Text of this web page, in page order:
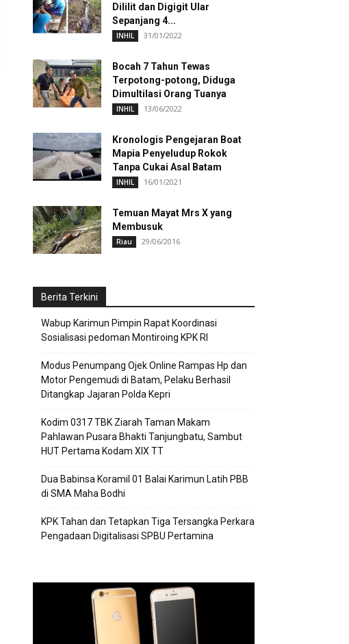
Dililit dan Digigit Ular
Sepanjang 4...
INHIL 31/01/2022
Bocah 7 Tahun Tewas
Terpotong-potong, Diduga
Dimultilasi Orang Tuanya
INHIL 13/06/2022
Kronologis Pengejaran Boat
Mapia Penyeludup Rokok
Tanpa Cukai Asal Batam
INHIL 16/01/2021
Temuan Mayat Mrs X yang
Membusuk
Riau 29/06/2016
Berita Terkini
Wabup Karimun Pimpin Rapat Koordinasi
Sosialisasi pedoman Montiroing KPK RI
Modus Penumpang Ojek Online Rampas Hp dan
Motor Pengemudi di Batam, Pelaku Berhasil
Ditangkap Jajaran Polda Kepri
Kodim 0317 TBK Ziarah Taman Makam
Pahlawan Pusara Bhakti Tanjungbatu, Sambut
HUT Pertama Kodam XIX TT
Dua Babinsa Koramil 01 Balai Karimun Latih PBB
di SMA Maha Bodhi
KPK Tahan dan Tetapkan Tiga Tersangka Perkara
Pengadaan Digitalisasi SPBU Pertamina